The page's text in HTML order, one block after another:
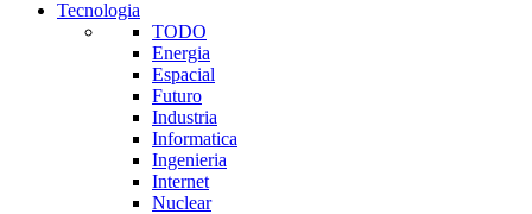
Tecnologia
TODO
Energia
Espacial
Futuro
Industria
Informatica
Ingenieria
Internet
Nuclear